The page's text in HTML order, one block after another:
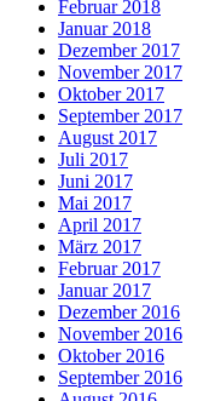
Februar 2018
Januar 2018
Dezember 2017
November 2017
Oktober 2017
September 2017
August 2017
Juli 2017
Juni 2017
Mai 2017
April 2017
März 2017
Februar 2017
Januar 2017
Dezember 2016
November 2016
Oktober 2016
September 2016